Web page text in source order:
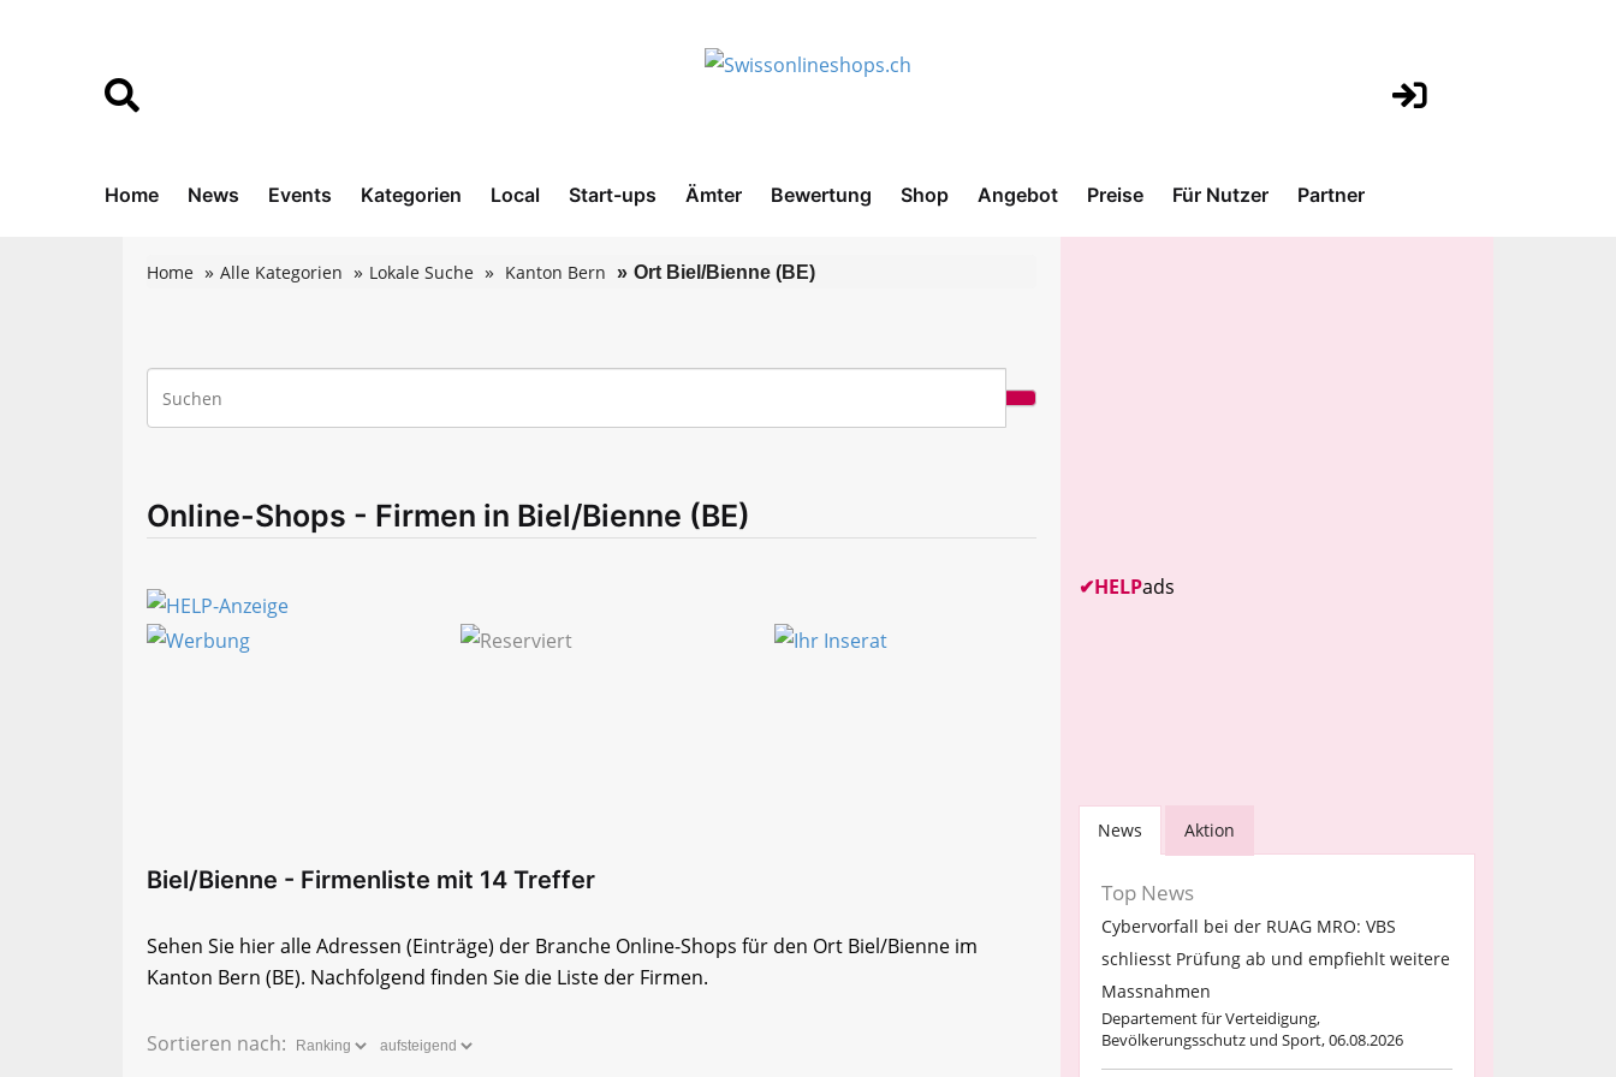
Home News Events Kategorien Local Start-ups Ämter Bewertung Shop Angebot Preise Für Nutzer Partner
Home Alle Kategorien Lokale Suche Kanton Bern Ort Biel/Bienne (BE)
Online-Shops - Firmen in Biel/Bienne (BE)
Biel/Bienne - Firmenliste mit 14 Treffer
Sehen Sie hier alle Adressen (Einträge) der Branche Online-Shops für den Ort Biel/Bienne im
Kanton Bern (BE). Nachfolgend finden Sie die Liste der Firmen.
Sortieren nach:
✔HELPads
News Aktion
Top News
Cybervorfall bei der RUAG MRO: VBS
schliesst Prüfung ab und empfiehlt weitere
Massnahmen
Departement für Verteidigung,
Bevölkerungsschutz und Sport, 06.08.2026